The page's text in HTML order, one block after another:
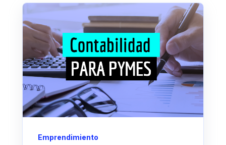
Emprendimiento